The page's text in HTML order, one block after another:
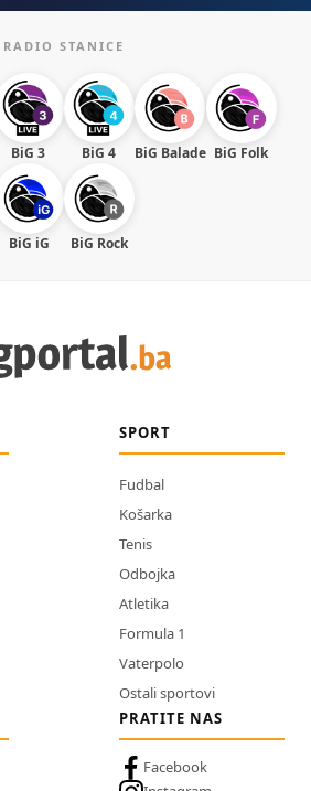
RADIO STANICE
BiG 3 BiG 4 BiG Balade BiG Folk
BiG iG BiG Rock
SPORT
Fudbal
Košarka
Tenis
Odbojka
Atletika
Formula 1
Vaterpolo
Ostali sportovi
PRATITE NAS
Facebook